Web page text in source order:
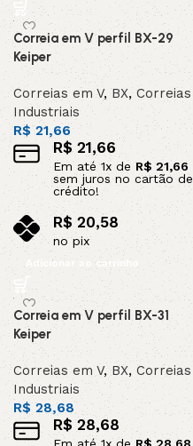
Correia em V perfil BX-29
Keiper
Correias em V,BX, Correias
Industriais
R$21,66
R$21,66
Em até1x de R$ 21,66
sem juros no cartão de
crédito!
R$ 20,58
no pix
Adicionar ao carrinho
Correia em V perfil BX-31
Keiper
Correias em V,BX, Correias
Industriais
R$28,68
R$ 28,68